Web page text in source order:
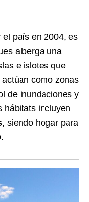
el país en 2004, es
alberga una
e islotes que
actúan como zonas
de inundaciones y
hábitats incluyen
, siendo hogar para